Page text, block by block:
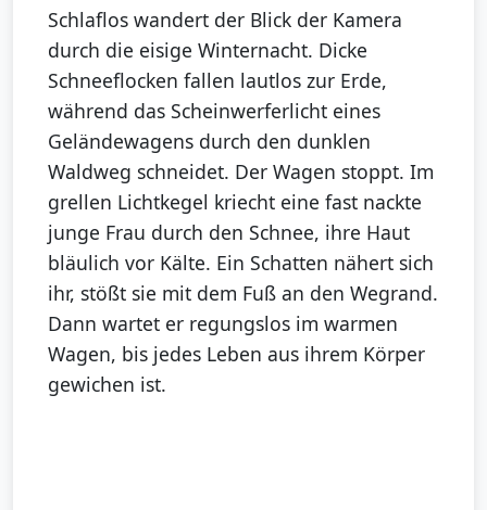
Schlaflos wandert der Blick der Kamera
durch die eisige Winternacht. Dicke
Schneeflocken fallen lautlos zur Erde,
während das Scheinwerferlicht eines
Geländewagens durch den dunklen
Waldweg schneidet. Der Wagen stoppt. Im
grellen Lichtkegel kriecht eine fast nackte
junge Frau durch den Schnee, ihre Haut
bläulich vor Kälte. Ein Schatten nähert sich
ihr, stößt sie mit dem Fuß an den Wegrand.
Dann wartet er regungslos im warmen
Wagen, bis jedes Leben aus ihrem Körper
gewichen ist.